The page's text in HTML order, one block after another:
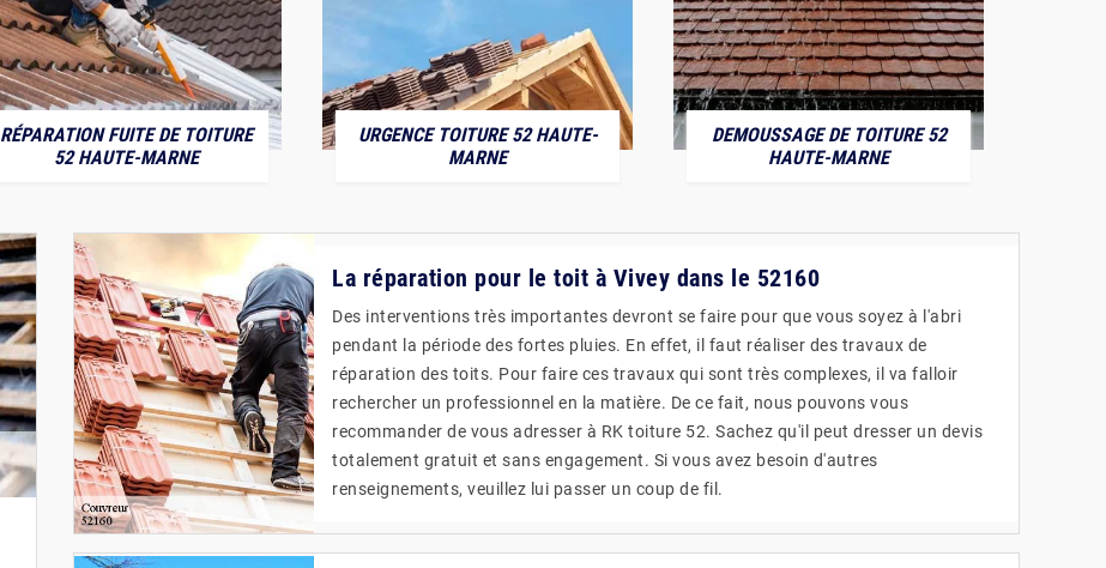
RÉPARATION FUITE DE TOITURE
52 HAUTE-MARNE
URGENCE TOITURE 52 HAUTE-
MARNE
DEMOUSSAGE DE TOITURE 52
HAUTE-MARNE
La réparation pour le toit à Vivey dans le 52160
Des interventions très importantes devront se faire pour que vous soyez à l'abri
pendant la période des fortes pluies. En effet, il faut réaliser des travaux de
réparation des toits. Pour faire ces travaux qui sont très complexes, il va falloir
rechercher un professionnel en la matière. De ce fait, nous pouvons vous
recommander de vous adresser à RK toiture 52. Sachez qu'il peut dresser un devis
totalement gratuit et sans engagement. Si vous avez besoin d'autres
renseignements, veuillez lui passer un coup de fil.